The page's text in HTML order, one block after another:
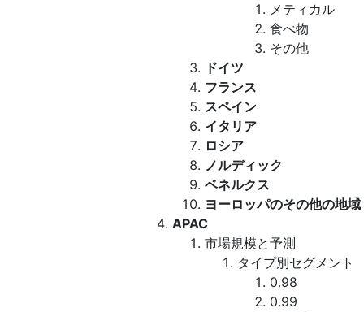
メティカル
食べ物
その他
ドイツ
フランス
スペイン
イタリア
ロシア
ノルディック
ベネルクス
ヨーロッパのその他の地域
APAC
市場規模と予測
タイプ別セグメント
0.98
0.99